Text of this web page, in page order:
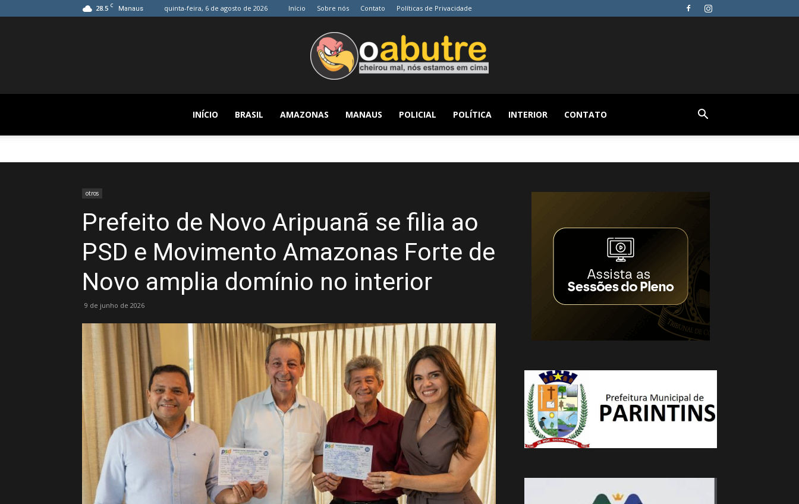
28.5 C Manaus quinta-feira, 6 de agosto de 2026 Início Sobre nós Contato Políticas de Privacidade
O
da
Notícia
INÍCIO BRASIL AMAZONAS MANAUS POLICIAL POLÍTICA INTERIOR CONTATO
otros
Prefeito de Novo Aripuanã se filia ao
PSD e Movimento Amazonas Forte de
Novo amplia domínio no interior
9 de junho de 2026